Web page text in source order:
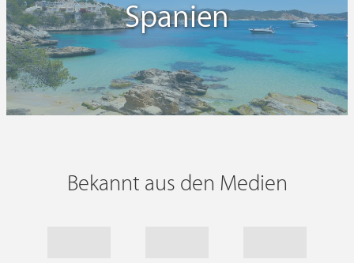
Spanien
Bekannt aus den Medien